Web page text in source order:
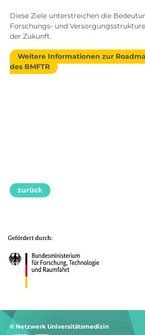
Diese Ziele unterstreichen die
Forschungs- und
der Zukunft.
Weitere Informationen zur
des BMFTR
zurück
© Netzwerk Universitätsmedizin